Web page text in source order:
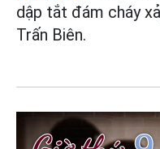
dập tắt đám cháy
Trấn Biên.